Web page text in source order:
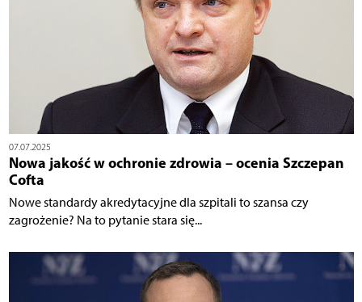
07.07.2025
Nowa jakość w ochronie zdrowia – ocenia Szczepan
Cofta
Nowe standardy akredytacyjne dla szpitali to szansa czy
zagrożenie? Na to pytanie stara się...